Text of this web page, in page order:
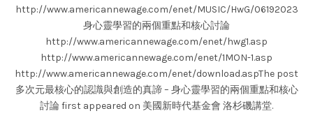
http://www.americannewage.com/enet/MUSIC/HwG/06192023
身心靈學習的兩個重點和核心討論
http://www.americannewage.com/enet/hwg1.asp
http://www.americannewage.com/enet/1MON-1.asp
http://www.americannewage.com/enet/download.aspThe post
多次元最核心的認識與創造的真諦 – 身心靈學習的兩個重點和核心
討論 first appeared on 美國新時代基金會 洛杉磯講堂.